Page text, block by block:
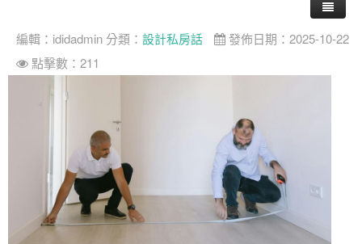
編輯： ididadmin 分類： 設計私房話
發佈日期：2025-10-22
點擊數：211